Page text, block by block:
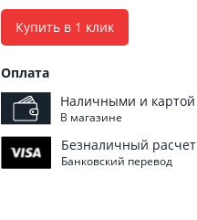
Купить в 1 клик
Оплата
Наличными и картой
В магазине
Безналичный расчет
Банковский перевод